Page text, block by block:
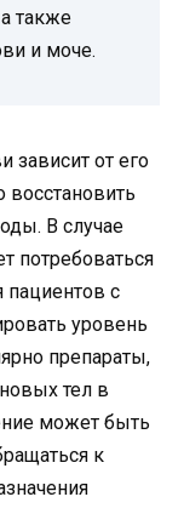
также
и моче.
зависит от его
В случае
потребоваться
пациентов с
уровень
препараты,
тел в
может быть
к